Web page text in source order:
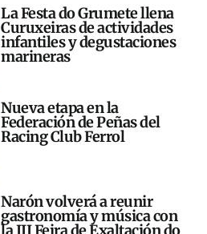
La Festa do Grumete llena
Curuxeiras de actividades
infantiles y degustaciones
marineras
Nueva etapa en la
Federación de Peñas del
Racing Club Ferrol
Narón volverá a reunir
gastronomía y música con